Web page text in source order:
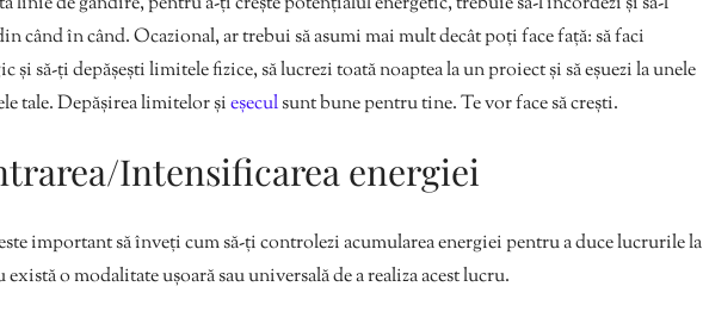
când în când. Ocazional, ar trebui să asumi mai mult decât poți face față: să faci
și să-ți depășești limitele fizice, să lucrezi toată noaptea la un proiect și să eșuezi la unele
tale. Depășirea limitelor șieșeculsunt bune pentru tine. Te vor face să crești.
Intensificarea energiei
important să înveți cum să-ți controlezi acumularea energiei pentru a duce lucrurile la
o modalitate ușoară sau universală de a realiza acest lucru.